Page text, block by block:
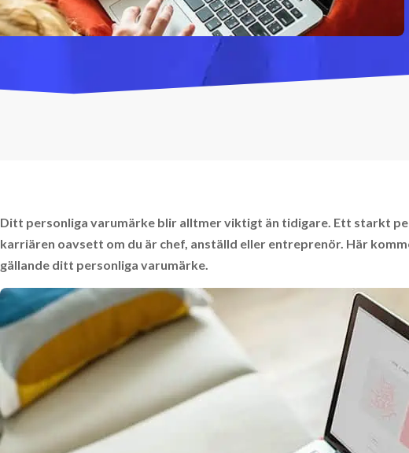
Ditt personliga varumärke blir alltmer viktigt än tidigare. Ett starkt
karriären oavsett om du är chef, anställd eller entreprenör. Här
gällande ditt personliga varumärke.